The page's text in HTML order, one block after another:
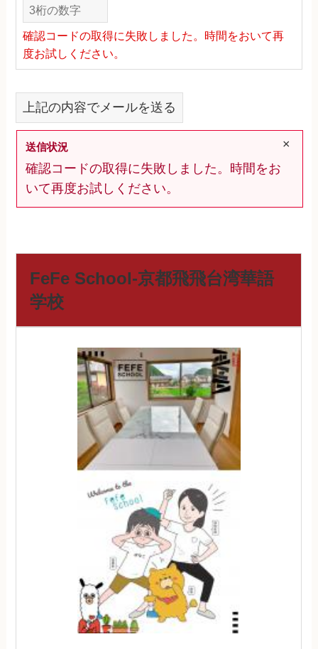
確認コードの取得に失敗しました。時間をおいて再
度お試しください。
上記の内容でメールを送る
送信状況
確認コードの取得に失敗しました。時間をお
いて再度お試しください。
×
FeFe School-京都飛飛台湾華語
学校